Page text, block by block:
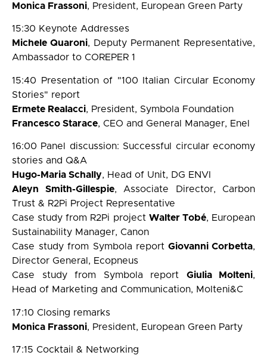
Monica Frassoni, President, European Green Party
15:30 Keynote Addresses
Michele Quaroni, Deputy Permanent Representative,
Ambassador to COREPER 1
15:40 Presentation of "100 Italian Circular Economy
Stories" report
Ermete Realacci, President, Symbola Foundation
Francesco Starace, CEO and General Manager, Enel
16:00 Panel discussion: Successful circular economy
stories and Q&A
Hugo-Maria Schally, Head of Unit, DG ENVI
Aleyn Smith-Gillespie, Associate Director, Carbon
Trust & R2Pi Project Representative
Case study from R2Pi project Walter Tobé, European
Sustainability Manager, Canon
Case study from Symbola report Giovanni Corbetta,
Director General, Ecopneus
Case study from Symbola report Giulia Molteni,
Head of Marketing and Communication, Molteni&C
17:10 Closing remarks
Monica Frassoni, President, European Green Party
17:15 Cocktail & Networking